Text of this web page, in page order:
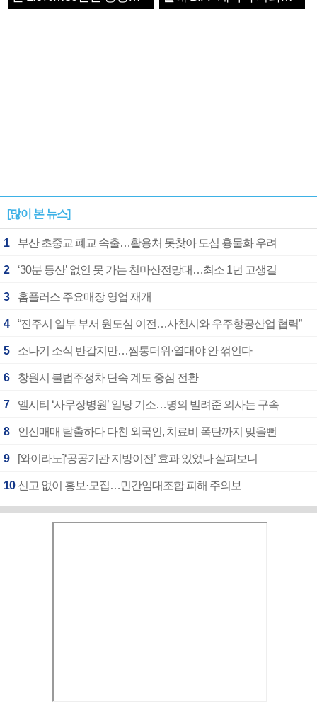
1182개팀 전수조사
확정
[많이 본 뉴스]
1 부산 초중교 폐교 속출…활용처 못찾아 도심 흉물화 우려
2 ‘30분 등산’ 없인 못 가는 천마산전망대…최소 1년 고생길
3 홈플러스 주요매장 영업 재개
4 “진주시 일부 부서 원도심 이전…사천시와 우주항공산업 협력”
5 소나기 소식 반갑지만…찜통더위·열대야 안 꺾인다
6 창원시 불법주정차 단속 계도 중심 전환
7 엘시티 ‘사무장병원’ 일당 기소…명의 빌려준 의사는 구속
8 인신매매 탈출하다 다친 외국인, 치료비 폭탄까지 맞을뻔
9 [와이라노]‘공공기관 지방이전’ 효과 있었나 살펴보니
10 신고 없이 홍보·모집…민간임대조합 피해 주의보